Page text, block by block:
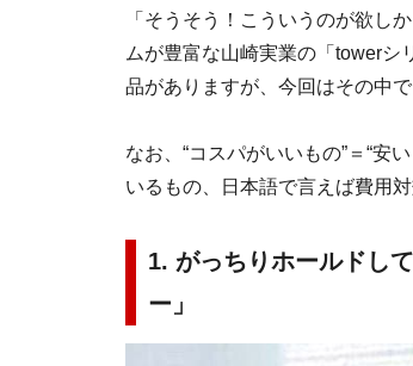
「そうそう！こういうのが欲し
ムが豊富な山崎実業の「tower
品がありますが、今回はその中
なお、“コスパがいいもの”＝“安
いるもの、日本語で言えば費用
1. がっちりホールドし
ー」